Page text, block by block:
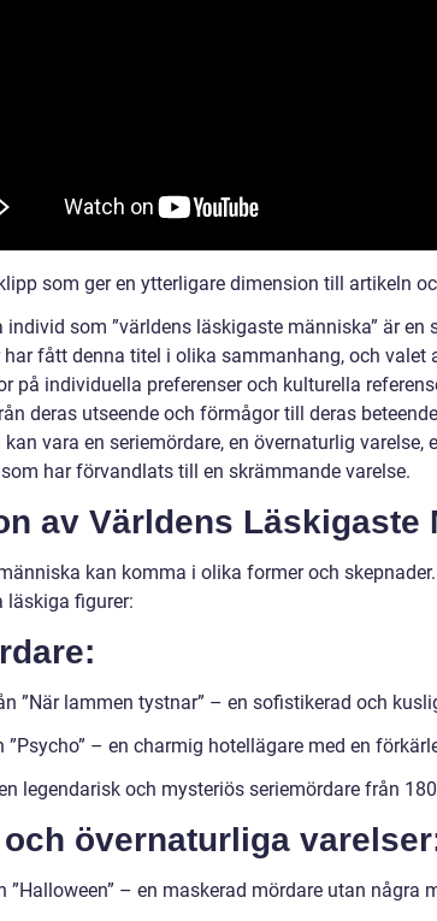
som ger en ytterligare dimension till artikeln
som ”världens läskigaste människa” är en
fått denna titel i olika sammanhang, och valet
på individuella preferenser och kulturella
deras utseende och förmågor till deras
vara en seriemördare, en övernaturlig varelse,
har förvandlats till en skrämmande varelse.
av Världens Läskigaste
kan komma i olika former och
läskiga figurer:
”När lammen tystnar” – en sofistikerad och
– en charmig hotellägare med en
legendarisk och mysteriös seriemördare från
övernaturliga
”Halloween” – en maskerad mördare utan några